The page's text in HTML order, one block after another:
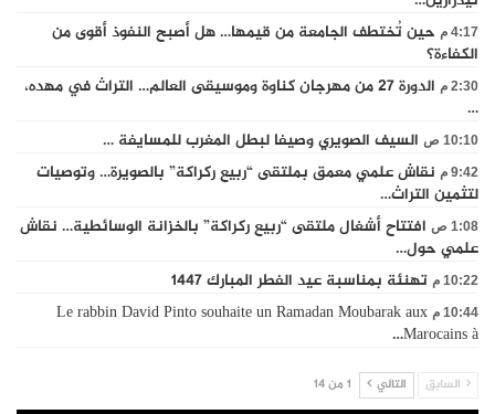
4:17 م
حين تُختطف الجامعة من قيمها… هل أصبح النفوذ أقوى من
الكفاءة؟
2:30 م
الدورة 27 من مهرجان كناوة وموسيقى العالم… التراث في مهده،
…
10:10 ص السيف الصويري وصيفا لبطل المغرب للمسايفة …
9:42 م
نقاش علمي معمق بملتقى “ربيع ركراكة” بالصويرة… وتوصيات
لتثمين التراث…
1:08 ص
افتتاح أشغال ملتقى “ربيع ركراكة” بالخزانة الوسائطية… نقاش
علمي حول…
10:22 م تهنئة بمناسبة عيد الفطر المبارك 1447
10:44 م
Le rabbin David Pinto souhaite un Ramadan Moubarak aux
Marocains à…
السابق التالي 1 من 14